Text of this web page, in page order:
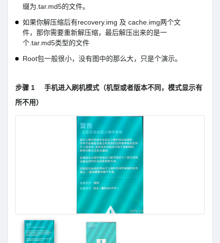
缀为.tar.md5的文件。
如果你解压缩后有recovery.img 及 cache.img两个文
件，那你需要重新解压缩，最后解压出来的是一
个.tar.md5类型的文件
Root包一般很小，没有图中的那么大，只是个演示。
步骤 1
手机进入刷机模式（机型或者版本不同，模式显示有
所不用）